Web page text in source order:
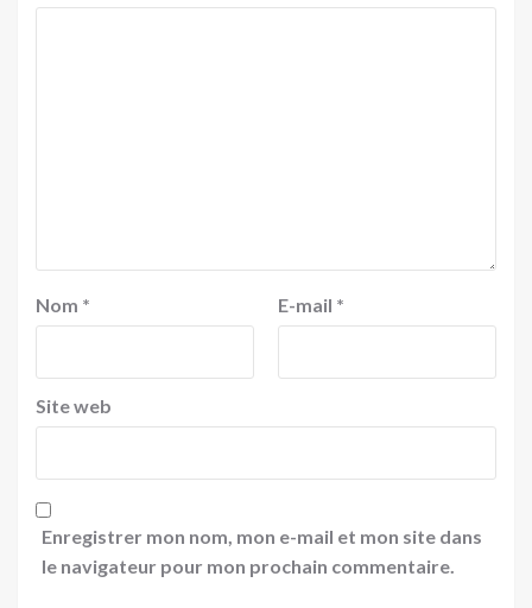
Nom * E-mail *
Site web
Enregistrer mon nom, mon e-mail et mon site dans
le navigateur pour mon prochain commentaire.